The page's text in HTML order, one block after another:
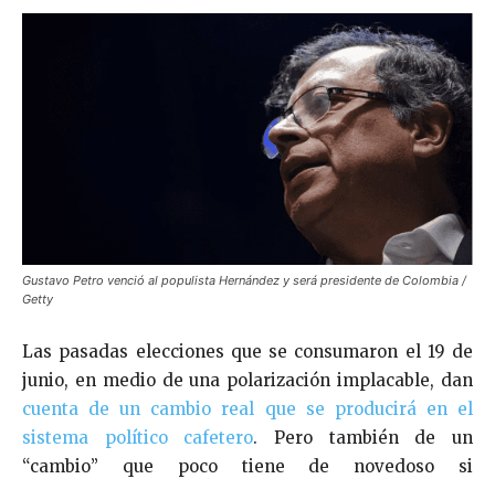
Gustavo Petro venció al populista Hernández y será presidente de Colombia /
Getty
Las pasadas elecciones que se consumaron el 19 de
junio, en medio de una polarización implacable, dan
cuenta de un cambio real que se producirá en el
sistema político cafetero. Pero también de un
“cambio” que poco tiene de novedoso si